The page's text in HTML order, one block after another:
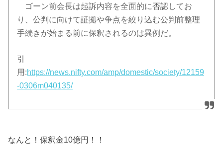
ゴーン前会長は起訴内容を全面的に否認してお
り、公判に向けて証拠や争点を絞り込む公判前整理
手続きが始まる前に保釈されるのは異例だ。
引
用 :https://news.nifty.com/amp/domestic/society/12159
-0306m040135/
なんと！保釈金10億円！！